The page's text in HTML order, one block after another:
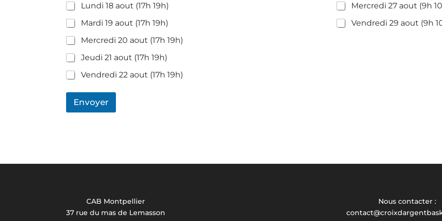
Lundi 18 aout (17h 19h)
Mardi 19 aout (17h 19h)
Mercredi 20 aout (17h 19h)
Jeudi 21 aout (17h 19h)
Vendredi 22 aout (17h 19h)
Mercredi 27 aout (9h
Vendredi 29 aout (9h
Envoyer
CAB Montpellier
37 rue du mas de Lemasson
Nous contacter :